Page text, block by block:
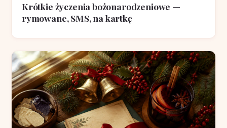
Krótkie życzenia bożonarodzeniowe —
rymowane, SMS, na kartkę